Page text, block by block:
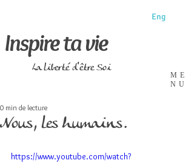
Inspire ta vie
La liberté d'être Soi
ME
NU
Eng
Nous, les humains.
0 min de lecture
https://www.youtube.com/watch?